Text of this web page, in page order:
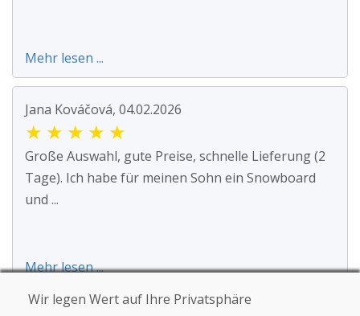
Mehr lesen ...
Jana Kováčová, 04.02.2026
★ ★ ★ ★ ★
Große Auswahl, gute Preise, schnelle Lieferung (2
Tage). Ich habe für meinen Sohn ein Snowboard
und ...
Mehr lesen ...
Wir legen Wert auf Ihre Privatsphäre